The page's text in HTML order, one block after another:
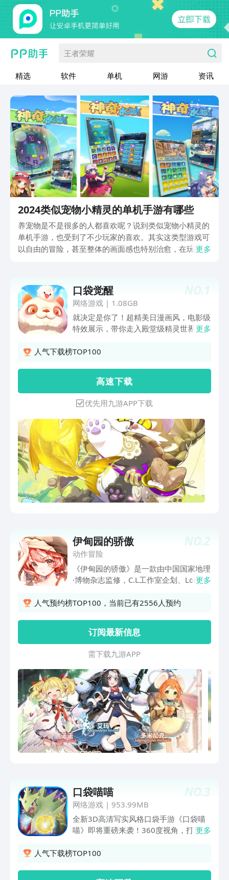
王者荣耀
精选 软件 单机 网游 资讯
2024类似宠物小精灵的单机手游有哪些
养宠物是不是很多的人都喜欢呢？说到类似宠物小精灵的
单机手游，也受到了不少玩家的喜欢。其实这类型游戏可
以自由的冒险，甚至整体的画面感也特别治愈，在玩的过
更多
NO.1
口袋觉醒
网络游戏| 1.08GB
就决定是你了！超精美日漫画风，电影级
特效展示，带你走入殿堂级精灵世界。总
培养，组成属于你的精灵战队，挑战道
种玩法热血碰撞，精灵与你一路相伴！
更多
人气下载榜TOP100
高 速 下 载
优先用九游APP下载
NO.2
伊甸园的骄傲
动作冒险
《伊甸园的骄傲》是一款由中国国家地理
·博物杂志监修，C.L工作室企划、Lorenz
华声优阵容全剧情配音，全角色Live2D
更多
人气预约榜TOP100，当前已有2556人预约
订阅最新信息
需 下 载 九 游 A P P
NO.3
口袋喵喵
网络游戏| 953.99MB
全新3D高清写实风格口袋手游《口袋喵
喵》即将重磅来袭！360度视角，打造全
还原真实的口袋世界！除了经典的掌机
更多
人气下载榜TOP100